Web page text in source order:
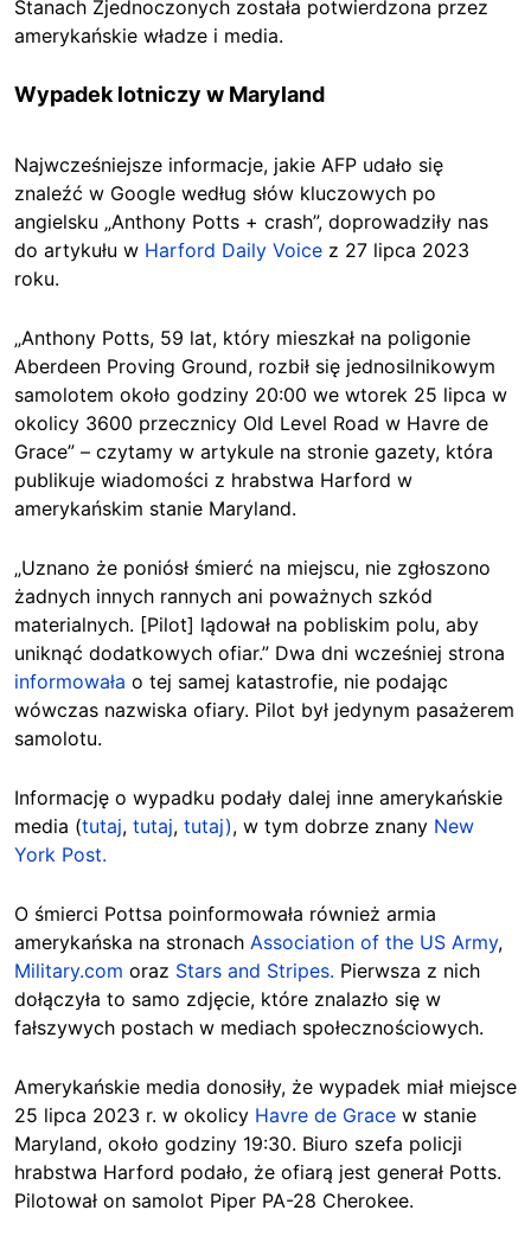
Stanach Zjednoczonych została potwierdzona przez
amerykańskie władze i media.
Wypadek lotniczy w Maryland
Najwcześniejsze informacje, jakie AFP udało się
znaleźć w Google według słów kluczowych po
angielsku „Anthony Potts + crash”, doprowadziły nas
do artykułu w Harford Daily Voice z 27 lipca 2023
roku.
„Anthony Potts, 59 lat, który mieszkał na poligonie
Aberdeen Proving Ground, rozbił się jednosilnikowym
samolotem około godziny 20:00 we wtorek 25 lipca w
okolicy 3600 przecznicy Old Level Road w Havre de
Grace” – czytamy w artykule na stronie gazety, która
publikuje wiadomości z hrabstwa Harford w
amerykańskim stanie Maryland.
„Uznano że poniósł śmierć na miejscu, nie zgłoszono
żadnych innych rannych ani poważnych szkód
materialnych. [Pilot] lądował na pobliskim polu, aby
uniknąć dodatkowych ofiar.” Dwa dni wcześniej strona
informowała o tej samej katastrofie, nie podając
wówczas nazwiska ofiary. Pilot był jedynym pasażerem
samolotu.
Informację o wypadku podały dalej inne amerykańskie
media (tutaj, tutaj, tutaj), w tym dobrze znany New
York Post.
O śmierci Pottsa poinformowała również armia
amerykańska na stronach Association of the US Army,
Military.com oraz Stars and Stripes. Pierwsza z nich
dołączyła to samo zdjęcie, które znalazło się w
fałszywych postach w mediach społecznościowych.
Amerykańskie media donosiły, że wypadek miał miejsce
25 lipca 2023 r. w okolicy Havre de Grace w stanie
Maryland, około godziny 19:30. Biuro szefa policji
hrabstwa Harford podało, że ofiarą jest generał Potts.
Pilotował on samolot Piper PA-28 Cherokee.